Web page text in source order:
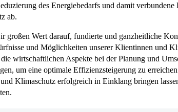
des Energiebedarfs und damit verbundene
ab.
großen Wert darauf, fundierte und ganzheitliche
und Möglichkeiten unserer Klientinnen und
wirtschaftlichen Aspekte bei der Planung und
um eine optimale Effizienzsteigerung zu
Klimaschutz erfolgreich in Einklang bringen